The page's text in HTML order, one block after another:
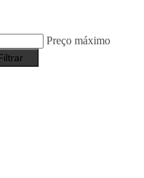
Preço máximo